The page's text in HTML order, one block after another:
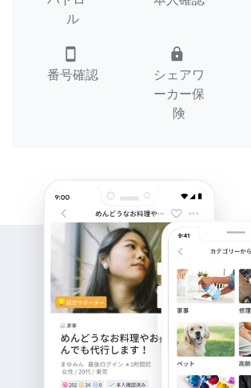
ル
smartphone
番号確認
lock
シェアワ
ーカー保
険